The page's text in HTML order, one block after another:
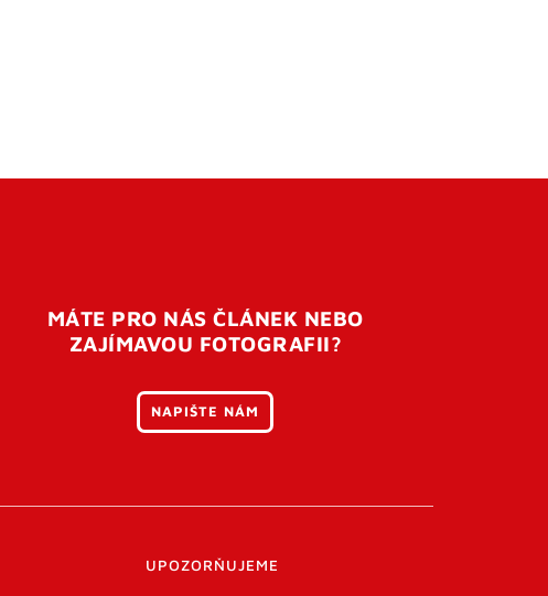
MÁTE PRO NÁS ČLÁNEK NEBO
ZAJÍMAVOU FOTOGRAFII?
NAPIŠTE NÁM
UPOZORŇUJEME